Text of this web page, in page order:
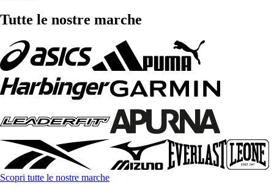
Tutte le nostre marche
Scopri tutte le nostre marche